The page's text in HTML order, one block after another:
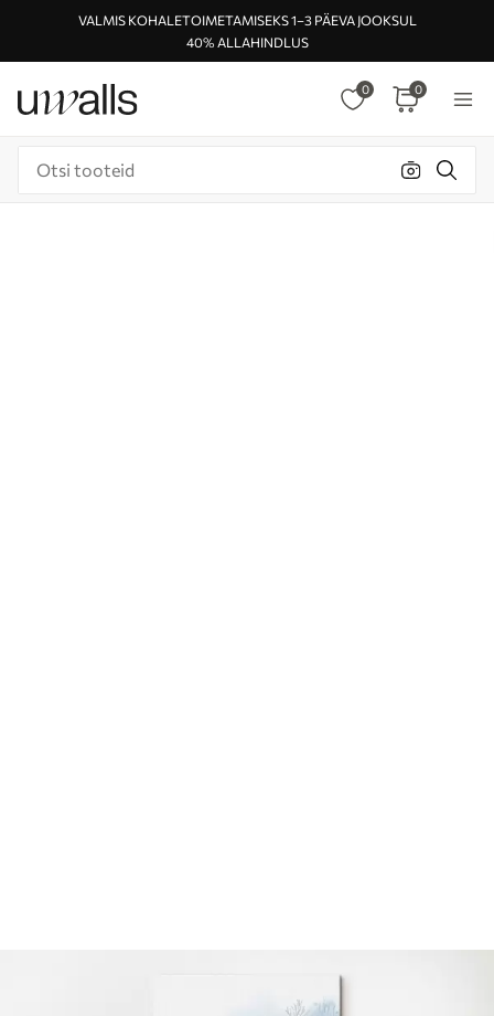
VALMIS KOHALETOIMETAMISEKS 1–3 PÄEVA JOOKSUL
40% ALLAHINDLUS
0 0